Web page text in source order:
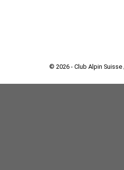
© 2026 - Club Alpin Suisse